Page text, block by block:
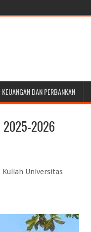
KEUANGAN DAN PERBANKAN
2025-2026
Universitas